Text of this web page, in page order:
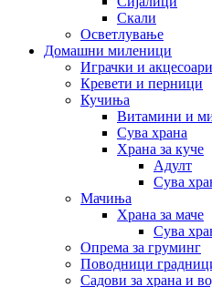
Скали
Осветлување
Домашни миленици
Играчки и акцесоари
Кревети и перници
Кучиња
Витамини и
Сува храна
Храна за куче
Адулт
Сува
Мачиња
Храна за маче
Сува
Опрема за груминг
Поводници
Садови за храна и